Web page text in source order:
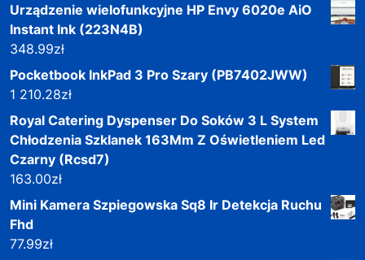
Urządzenie wielofunkcyjne HP Envy 6020e AiO
Instant Ink (223N4B)
348.99zł
Pocketbook InkPad 3 Pro Szary (PB7402JWW)
1 210.28zł
Royal Catering Dyspenser Do Soków 3 L System
Chłodzenia Szklanek 163Mm Z Oświetleniem Led
Czarny (Rcsd7)
163.00zł
Mini Kamera Szpiegowska Sq8 Ir Detekcja Ruchu
Fhd
77.99zł